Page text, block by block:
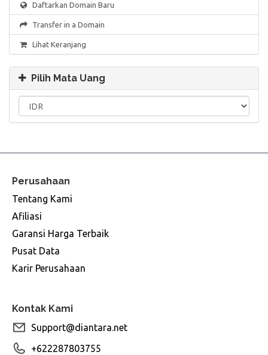
Daftarkan Domain Baru
Transfer in a Domain
Lihat Keranjang
Pilih Mata Uang
Perusahaan
Tentang Kami
Afiliasi
Garansi Harga Terbaik
Pusat Data
Karir Perusahaan
Kontak Kami
Support@diantara.net
+622287803755